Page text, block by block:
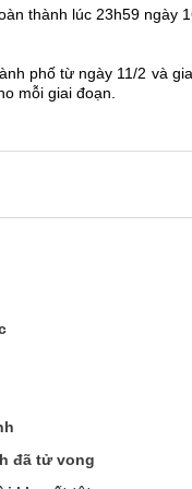
thành lúc 23h59 ngày
phố từ ngày 11/2 và
mỗi giai đoạn.
đã tử vong